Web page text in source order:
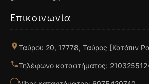
Επικοινωνία
Ταύρου 20, 17778, Ταύρος [Κατόπιν
Τηλέφωνο καταστήματος: